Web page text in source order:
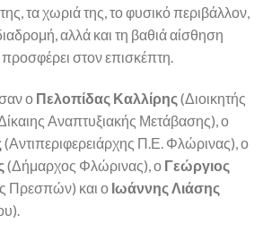
τα χωριά της, το φυσικό περιβάλλον,
αλλά και τη βαθιά αίσθηση
στον επισκέπτη.
ο Πελοπίδας Καλλίρης (Διοικητής
Αναπτυξιακής Μετάβασης), ο
(Αντιπεριφερειάρχης Π.Ε. Φλώρινας), ο
(Δήμαρχος Φλώρινας), ο Γεώργιος
Πρεσπών) και ο Ιωάννης Λιάσης